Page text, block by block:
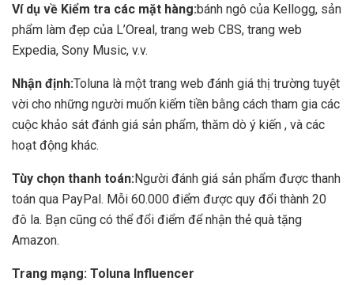
Ví dụ về Kiểm tra các mặt hàng:bánh ngô của Kellogg, sản
phẩm làm đẹp của L’Oreal, trang web CBS, trang web
Expedia, Sony Music, v.v.
Nhận định:Toluna là một trang web đánh giá thị trường tuyệt
vời cho những người muốn kiếm tiền bằng cách tham gia các
cuộc khảo sát đánh giá sản phẩm, thăm dò ý kiến , và các
hoạt động khác.
Tùy chọn thanh toán:Người đánh giá sản phẩm được thanh
toán qua PayPal. Mỗi 60.000 điểm được quy đổi thành 20
đô la. Bạn cũng có thể đổi điểm để nhận thẻ quà tặng
Amazon.
Trang mạng: Toluna Influencer